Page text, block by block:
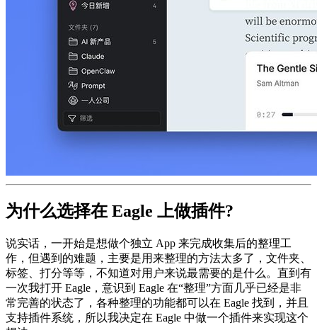
为什么选择在 Eagle 上做插件?
说实话，一开始是想做个独立 App 来完成收集后的整理工
作，但遇到的难题，主要是用来整理的方法太多了，文件夹、
标签、打分等等，不知道对用户来说最需要的是什么。直到有
一次我打开 Eagle，意识到 Eagle 在“整理”方面几乎已经是非
常完善的状态了，各种整理的功能都可以在 Eagle 找到，并且
支持插件系统，所以我决定在 Eagle 中做一个插件来实现这个